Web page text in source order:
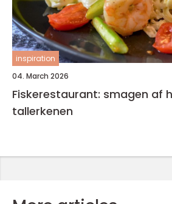
inspiration
04. March 2026
Fiskerestaurant: smagen af
tallerkenen